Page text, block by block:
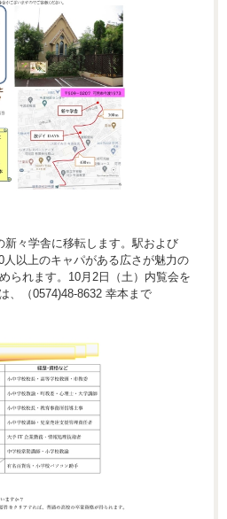
新々学舎に移転します。駅および
人以上のキャパがある広さが魅力の
られます。10月2日（土）内覧会を
、（0574)48-8632 幸本まで